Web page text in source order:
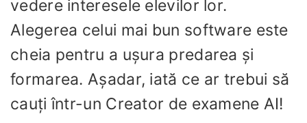
vedere interesele elevilor lor.
Alegerea celui mai bun software este
cheia pentru a ușura predarea și
formarea. Așadar, iată ce ar trebui să
cauți într-un Creator de examene AI!